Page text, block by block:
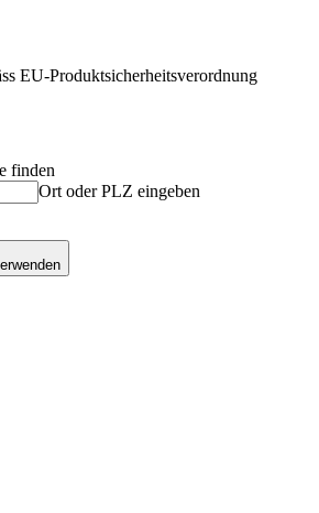
EU-Produktsicherheitsverordnung
finden
Ort oder PLZ eingeben